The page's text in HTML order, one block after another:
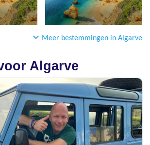
Meer bestemmingen in Algarve
Algarve